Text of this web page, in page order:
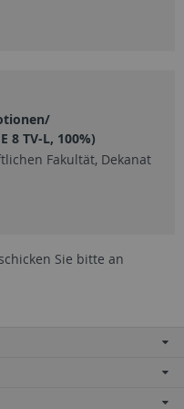
8 TV-L, 100%)
Fakultät, Dekanat
Sie bitte an